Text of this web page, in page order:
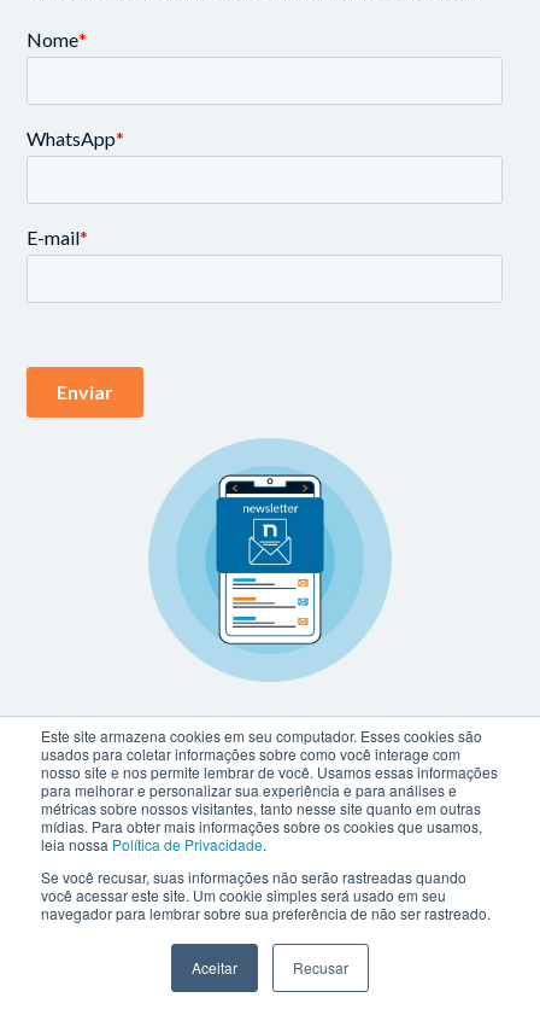
Este site armazena cookies em seu computador. Esses cookies são
usados para coletar informações sobre como você interage com
nosso site e nos permite lembrar de você. Usamos essas informações
para melhorar e personalizar sua experiência e para análises e
métricas sobre nossos visitantes, tanto nesse site quanto em outras
mídias. Para obter mais informações sobre os cookies que usamos,
leia nossa Política de Privacidade.
Se você recusar, suas informações não serão rastreadas quando
você acessar este site. Um cookie simples será usado em seu
navegador para lembrar sobre sua preferência de não ser rastreado.
Aceitar Recusar